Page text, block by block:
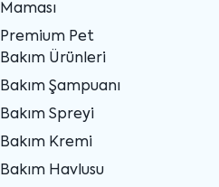
Maması
Premium Pet
Bakım Ürünleri
Bakım Şampuanı
Bakım Spreyi
Bakım Kremi
Bakım Havlusu